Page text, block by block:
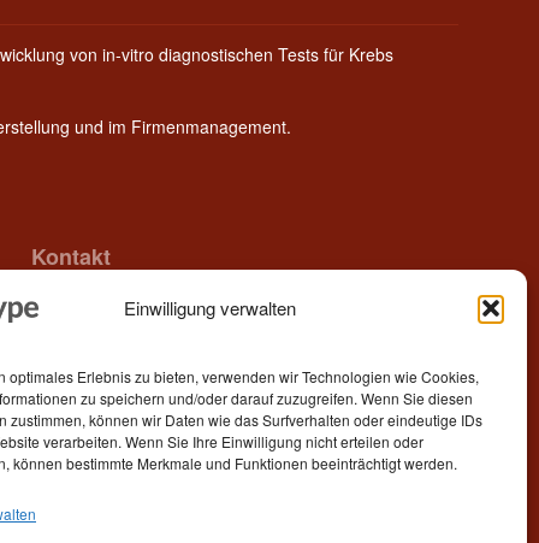
Einwilligung verwalten
optimales Erlebnis zu bieten, verwenden wir Technologien wie Cookies,
zu speichern und/oder darauf zuzugreifen. Wenn Sie diesen
zustimmen, können wir Daten wie das Surfverhalten oder eindeutige IDs
verarbeiten. Wenn Sie Ihre Einwilligung nicht erteilen oder
können bestimmte Merkmale und Funktionen beeinträchtigt werden.
von in-vitro diagnostischen Tests für Krebs
und im Firmenmanagement.
Kontakt
Epitype GmbH
07749 Jena
Germany
Telefon: +49 (0)3641 5548500
Internet: